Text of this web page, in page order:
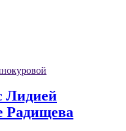
Лидией
Радищева